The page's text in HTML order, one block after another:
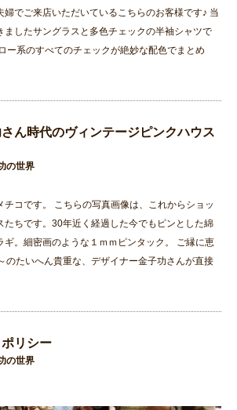
婦でご来店いただいているこちらのお客様です♪ 当
ましたサングラスと多色チェックの半袖シャツで
ー系のすべてのチェックが絶妙な配色でまとめ
ん時代のヴィンテージピンクハウス
の世界
チコです。 こちらの写真画像は、これからショッ
たちです。30年近く経過した今でもピンとした綿
ギ。細密画のような１ｍｍピンタック。 ご縁に恵
のたいへん貴重な、デザイナー金子功さんが直接
リシー
の世界